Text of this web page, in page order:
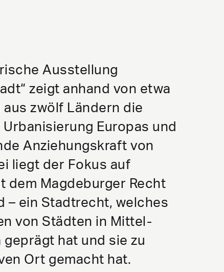
Ausstellung
zeigt anhand von etwa
aus zwölf Ländern die
Europas und
Anziehungskraft von
liegt der Fokus auf
dem Magdeburger Recht
– ein Stadtrecht, welches
von Städten in Mittel-
hat und sie zu
Ort gemacht hat.